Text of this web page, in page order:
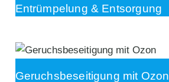
Entrümpelung & Entsorgung
Geruchsbeseitigung mit Ozon